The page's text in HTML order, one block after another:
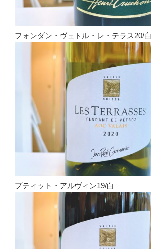
フォンダン・ヴェトル・レ・テラス20/白
プティット・アルヴィン19/白